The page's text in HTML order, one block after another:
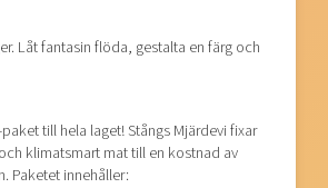
Låt fantasin flöda, gestalta en färg och
till hela laget! Stångs Mjärdevi fixar
klimatsmart mat till en kostnad av
Paketet innehåller: